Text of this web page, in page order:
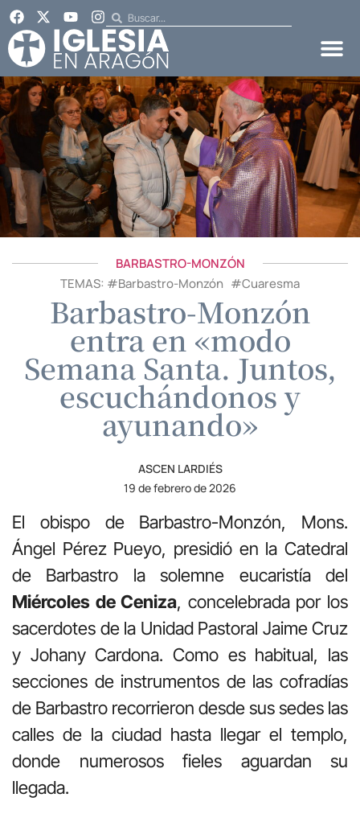
BARBASTRO-MONZÓN
TEMAS: #Barbastro-Monzón #Cuaresma
Barbastro-Monzón
entra en «modo
Semana Santa. Juntos,
escuchándonos y
ayunando»
ASCEN LARDIÉS
19 de febrero de 2026
El obispo de Barbastro-Monzón, Mons.
Ángel Pérez Pueyo, presidió en la Catedral
de Barbastro la solemne eucaristía del
Miércoles de Ceniza, concelebrada por los
sacerdotes de la Unidad Pastoral Jaime Cruz
y Johany Cardona. Como es habitual, las
secciones de instrumentos de las cofradías
de Barbastro recorrieron desde sus sedes las
calles de la ciudad hasta llegar el templo,
donde numerosos fieles aguardan su
llegada.